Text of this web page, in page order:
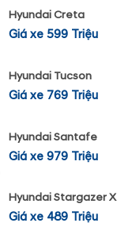
Hyundai Creta
Giá xe 599 Triệu
Hyundai Tucson
Giá xe 769 Triệu
Hyundai Santafe
Giá xe 979 Triệu
Hyundai Stargazer X
Giá xe 489 Triệu